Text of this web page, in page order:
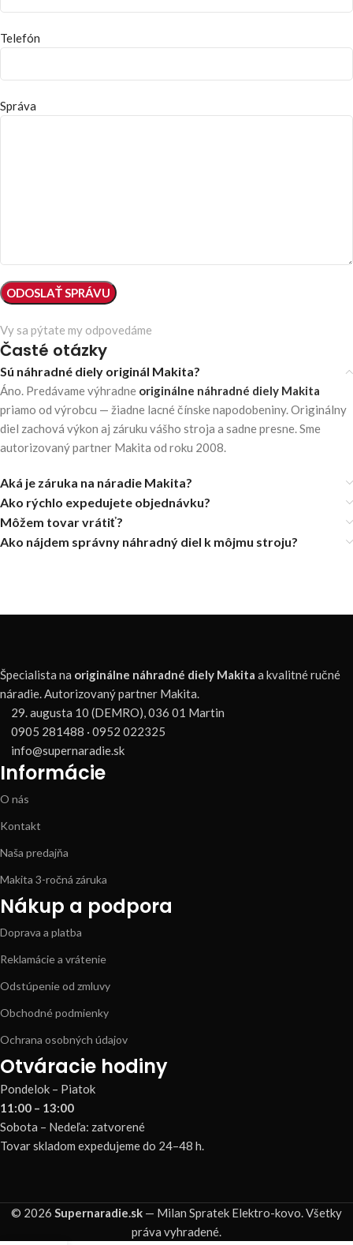
Vy sa pýtate my odpovedáme
Časté otázky
Sú náhradné diely originál Makita?
Áno. Predávame výhradne originálne náhradné diely Makita
priamo od výrobcu — žiadne lacné čínske napodobeniny. Originálny
diel zachová výkon aj záruku vášho stroja a sadne presne. Sme
autorizovaný partner Makita od roku 2008.
Aká je záruka na náradie Makita?
Ako rýchlo expedujete objednávku?
Môžem tovar vrátiť?
Ako nájdem správny náhradný diel k môjmu stroju?
Telefón
Správa
Špecialista na originálne náhradné diely Makita a kvalitné ručné
náradie. Autorizovaný partner Makita.
29. augusta 10 (DEMRO), 036 01 Martin
0905 281488 · 0952 022325
info@supernaradie.sk
Informácie
O nás
Kontakt
Naša predajňa
Makita 3-ročná záruka
Nákup a podpora
Doprava a platba
Reklamácie a vrátenie
Odstúpenie od zmluvy
Obchodné podmienky
Ochrana osobných údajov
Otváracie hodiny
Pondelok – Piatok
11:00 – 13:00
Sobota – Nedeľa: zatvorené
Tovar skladom expedujeme do 24–48 h.
© 2026 Supernaradie.sk — Milan Spratek Elektro-kovo. Všetky
práva vyhradené.